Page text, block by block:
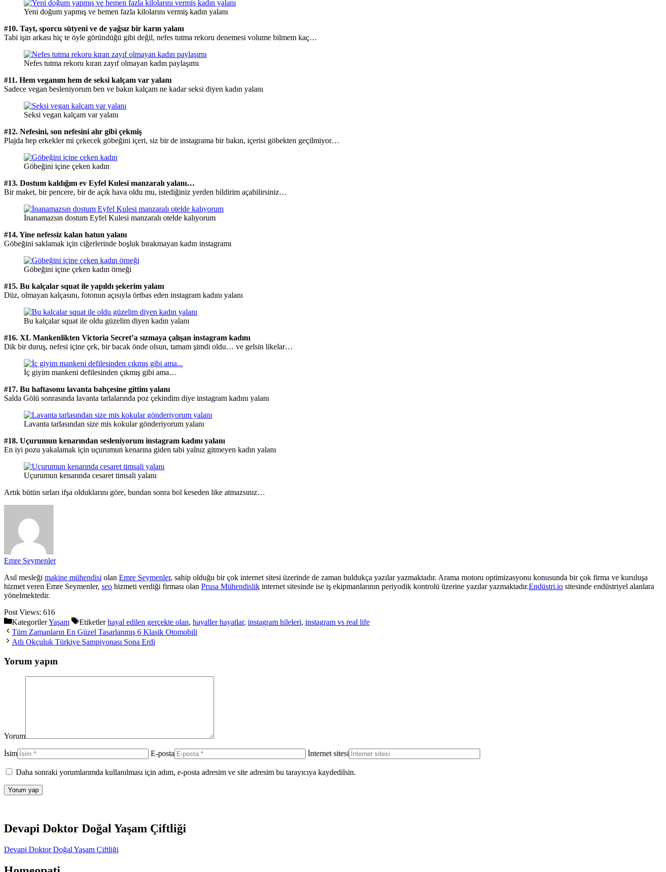
Yeni doğum yapmış ve hemen fazla kilolarını vermiş kadın yalanı
#10. Tayt, sporcu sütyeni ve de yağsız bir karın yalanı
Tabi işin arkası hiç te öyle göründüğü gibi değil, nefes tutma rekoru denemesi volume bilmem kaç…
Nefes tutma rekoru kıran zayıf olmayan kadın paylaşımı
#11. Hem veganım hem de seksi kalçam var yalanı
Sadece vegan besleniyorum ben ve bakın kalçam ne kadar seksi diyen kadın yalanı
Seksi vegan kalçam var yalanı
#12. Nefesini, son nefesini alır gibi çekmiş
Plajda hep erkekler mi çekecek göbeğini içeri, siz bir de instagrama bir bakın, içerisi göbekten geçilmiyor…
Göbeğini içine çeken kadın
#13. Dostum kaldığım ev Eyfel Kulesi manzaralı yalanı…
Bir maket, bir pencere, bir de açık hava oldu mu, istediğiniz yerden bildirim açabilirsiniz…
İnanamazsın dostum Eyfel Kulesi manzaralı otelde kalıyorum
#14. Yine nefessiz kalan hatun yalanı
Göbeğini saklamak için ciğerlerinde boşluk bırakmayan kadın instagramı
Göbeğini içine çeken kadın örneği
#15. Bu kalçalar squat ile yapıldı şekerim yalanı
Düz, olmayan kalçasını, fotonun açısıyla örtbas eden instagram kadını yalanı
Bu kalçalar squat ile oldu güzelim diyen kadın yalanı
#16. XL Mankenlikten Victoria Secret’a sızmaya çalışan instagram kadını
Dik bir duruş, nefesi içine çek, bir bacak önde olsun, tamam şimdi oldu… ve gelsin likelar…
İç giyim mankeni defilesinden çıkmış gibi ama…
#17. Bu haftasonu lavanta bahçesine gittim yalanı
Salda Gölü sonrasında lavanta tarlalarında poz çekindim diye instagram kadını yalanı
Lavanta tarlasından size mis kokular gönderiyorum yalanı
#18. Uçurumun kenarından sesleniyorum instagram kadını yalanı
En iyi pozu yakalamak için uçurumun kenarına giden tabi yalnız gitmeyen kadın yalanı
Uçurumun kenarında cesaret timsali yalanı
Artık bütün sırları ifşa olduklarını göre, bundan sonra bol keseden like atmazsınız…
Emre Seymenler
Asıl mesleği makine mühendisi olan Emre Seymenler, sahip olduğu bir çok internet sitesi üzerinde de zaman buldukça yazılar yazmaktadır. Arama motoru optimizasyonu konusunda bir çok firma ve kuruluşa
hizmet veren Emre Seymenler, seo hizmeti verdiği firması olan Prusa Mühendislik internet sitesinde ise iş ekipmanlarının periyodik kontrolü üzerine yazılar yazmaktadır.Endüstri.io sitesinde endüstriyel alanlara
yönelmektedir.
Post Views: 616
KategorilerYaşam Etiketlerhayal edilen gerçekte olan, hayaller hayatlar, instagram hileleri, instagram vs real life
Tüm Zamanların En Güzel Tasarlanmış 6 Klasik Otomobili
Atlı Okçuluk Türkiye Şampiyonası Sona Erdi
Yorum yapın
Yorum
İsim E-posta İnternet sitesi
Daha sonraki yorumlarımda kullanılması için adım, e-posta adresim ve site adresim bu tarayıcıya kaydedilsin.
Devapi Doktor Doğal Yaşam Çiftliği
Devapi Doktor Doğal Yaşam Çiftliği